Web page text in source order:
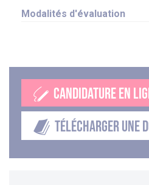
Modalités d'évaluation
CANDIDATURE EN
TÉLÉCHARGER UNE